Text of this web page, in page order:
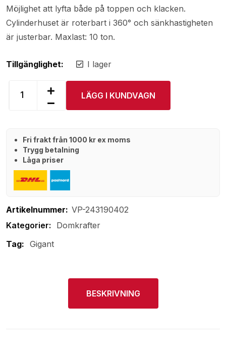
Möjlighet att lyfta både på toppen och klacken.
Cylinderhuset är roterbart i 360° och sänkhastigheten
är justerbar. Maxlast: 10 ton.
Tillgänglighet: I lager
LÄGG I KUNDVAGN
Fri frakt från 1000 kr ex moms
Trygg betalning
Låga priser
Artikelnummer: VP-243190402
Domkrafter
Tag: Gigant
BESKRIVNING